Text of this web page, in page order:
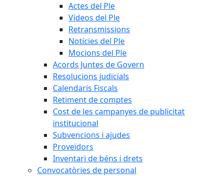
Actes del Ple
Vídeos del Ple
Retransmissions
Notícies del Ple
Mocions del Ple
Acords Juntes de Govern
Resolucions judicials
Calendaris Fiscals
Retiment de comptes
Cost de les campanyes de publicitat
institucional
Subvencions i ajudes
Proveïdors
Inventari de béns i drets
Convocatòries de personal